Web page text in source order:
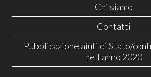
Chi siamo
Contatti
Pubblicazione aiuti di Stato/
nell'anno 2020